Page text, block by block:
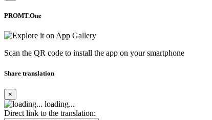
PROMT.One
Scan the QR code to install the app on your smartphone
Share translation
×
loading...
Direct link to the translation: